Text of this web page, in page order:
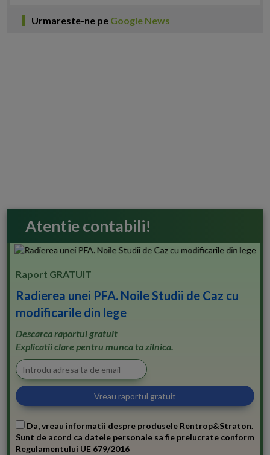
Urmareste-ne pe Google News
Atentie contabili!
Raport GRATUIT
Radierea unei PFA. Noile Studii de Caz cu
modificarile din lege
Descarca raportul gratuit
Explicatii clare pentru munca ta zilnica.
Da, vreau informatii despre produsele Rentrop&Straton.
Sunt de acord ca datele personale sa fie prelucrate conform
Regulamentului UE 679/2016